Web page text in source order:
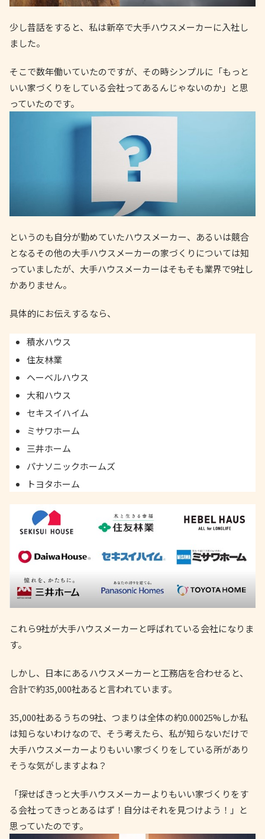
少し昔話をすると、私は新卒で大手ハウスメーカーに入社し
ました。
そこで数年働いていたのですが、その時シンプルに「もっと
いい家づくりをしている会社ってあるんじゃないのか」と思
っていたのです。
というのも自分が勤めていたハウスメーカー、あるいは競合
となるその他の大手ハウスメーカーの家づくりについては知
っていましたが、大手ハウスメーカーはそもそも業界で9社し
かありません。
具体的にお伝えするなら、
積水ハウス
住友林業
ヘーベルハウス
大和ハウス
セキスイハイム
ミサワホーム
三井ホーム
パナソニックホームズ
トヨタホーム
これら9社が大手ハウスメーカーと呼ばれている会社になりま
す。
しかし、日本にあるハウスメーカーと工務店を合わせると、
合計で約35,000社あると言われています。
35,000社あるうちの9社、つまりは全体の約0.00025%しか私
は知らないわけなので、そう考えたら、私が知らないだけで
大手ハウスメーカーよりもいい家づくりをしている所があり
そうな気がしますよね？
「探せばきっと大手ハウスメーカーよりもいい家づくりをす
る会社ってきっとあるはず！自分はそれを見つけよう！」と
思っていたのです。